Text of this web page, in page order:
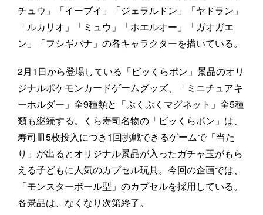
チュウ」「イーブイ」「ジェラルドン」「ヤドラン」
「ルカリオ」「ミュウ」「ホエルオー」「ガオガエ
ン」「フシギバナ」の各キャラクターを描いている。
2月1日から登場している「ビッくらポン」景品のオリ
ジナルポケモンカードゲームグッズ、「ミニチュアキ
ーホルダー」全9種類と「ぷくぷくマグネット」全5種
類も継続する。くら寿司名物の「ビッくらポン」は、
寿司皿5枚投入につき1回挑戦できるゲームで「当た
り」が出るとオリジナル景品が入ったガチャ玉がもら
える子どもに人気のカプセル玩具。今回の企画では、
「モンスターボール型」のカプセルを採用している。
各景品は、なくなり次第終了。